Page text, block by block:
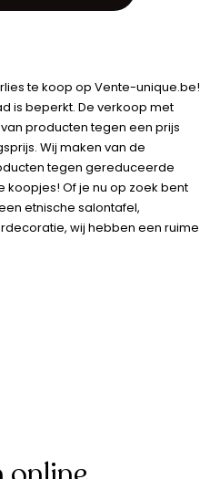
te koop op Vente-unique.be!
is beperkt. De verkoop met
producten tegen een prijs
Wij maken van de
tegen gereduceerde
koopjes! Of je nu op zoek bent
etnische salontafel,
wij hebben een ruime